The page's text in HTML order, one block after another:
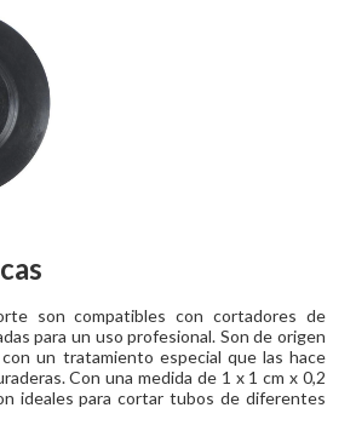
son compatibles con cortadores de
para un uso profesional. Son de origen
un tratamiento especial que las hace
Con una medida de 1 x 1 cm x 0,2
ideales para cortar tubos de diferentes